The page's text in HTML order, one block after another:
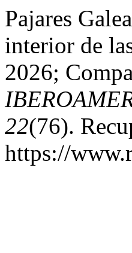
Pajares
interior de
2026;
22(76).
https://